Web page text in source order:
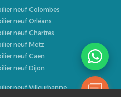
neuf Colombes
neuf Orléans
neuf Chartres
neuf Metz
neuf Caen
neuf Dijon
neuf Villeurbanne